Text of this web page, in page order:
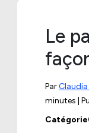
Le
Par
minutes |